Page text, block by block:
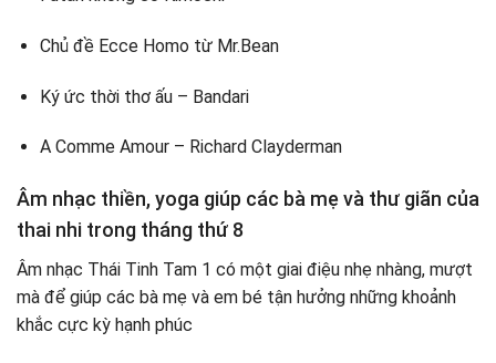
Chủ đề Ecce Homo từ Mr.Bean
Ký ức thời thơ ấu – Bandari
A Comme Amour – Richard Clayderman
Âm nhạc thiền, yoga giúp các bà mẹ và thư giãn của
thai nhi trong tháng thứ 8
Âm nhạc Thái Tinh Tam 1 có một giai điệu nhẹ nhàng, mượt
mà để giúp các bà mẹ và em bé tận hưởng những khoảnh
khắc cực kỳ hạnh phúc